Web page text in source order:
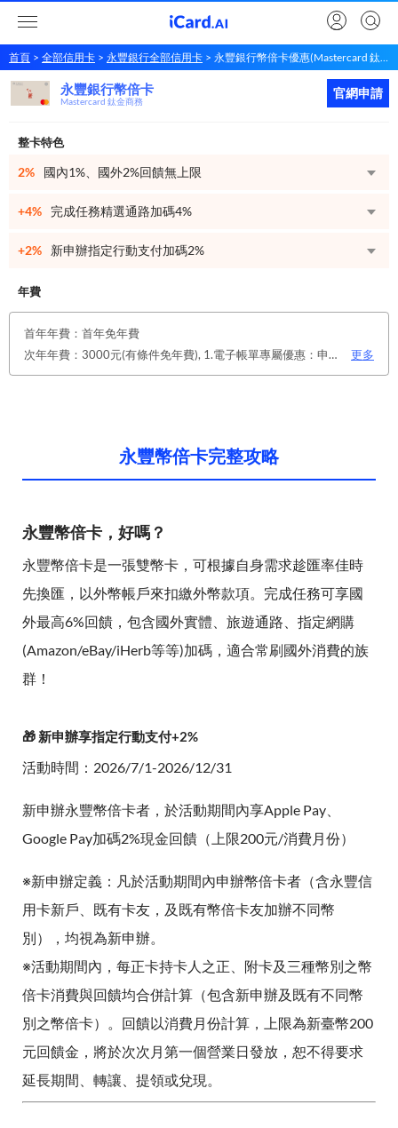
首頁 全部信用卡 永豐銀行全部信用卡 永豐銀行幣倍卡優惠(Mastercard 鈦金商務)
永豐銀行幣倍卡 立即申請
永豐銀行幣倍卡
Mastercard 鈦金商務
官網申請
整卡特色
2% 國內1%、國外2%回饋無上限
+4% 完成任務精選通路加碼4%
+2% 新申辦指定行動支付加碼2%
年費
首年年費：首年免年費
次年年費：3000元(有條件免年費), 1.電子帳單專屬優惠：申請信用卡電子對帳單且取消實體帳單，於電子帳單申請期間，正、附卡皆享免年費之優惠。 2.年度消費減免辦法：第2年起，以收取年費當年前12個月累計消費滿36,000元或不限金額消費滿12次，即免收次年年費。
更多
永豐幣倍卡完整攻略
永豐幣倍卡，好嗎？
永豐幣倍卡是一張雙幣卡，可根據自身需求趁匯率佳時
先換匯，以外幣帳戶來扣繳外幣款項。完成任務可享國
外最高6%回饋，包含國外實體、旅遊通路、指定網購
(Amazon/eBay/iHerb等等)加碼，適合常刷國外消費的族
群！
🎁 新申辦享指定行動支付+2%
活動時間：2026/7/1-2026/12/31
新申辦永豐幣倍卡者，於活動期間內享Apple Pay、
Google Pay加碼2%現金回饋（上限200元/消費月份）
※新申辦定義：凡於活動期間內申辦幣倍卡者（含永豐信
用卡新戶、既有卡友，及既有幣倍卡友加辦不同幣
別），均視為新申辦。
※活動期間內，每正卡持卡人之正、附卡及三種幣別之幣
倍卡消費與回饋均合併計算（包含新申辦及既有不同幣
別之幣倍卡）。回饋以消費月份計算，上限為新臺幣200
元回饋金，將於次次月第一個營業日發放，恕不得要求
延長期間、轉讓、提領或兌現。